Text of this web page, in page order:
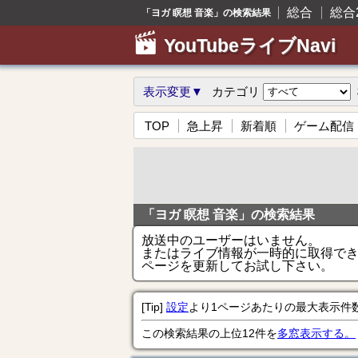
「ヨガ 瞑想 音楽」の検索結果 総合 総合
YouTubeライブNavi
表示変更▼ カテゴリ
TOP 急上昇 新着順 ゲーム配信
「ヨガ 瞑想 音楽」の検索結果
放送中のユーザーはいません。
またはライブ情報が一時的に取得で
ページを更新してお試し下さい。
[Tip] 設定より1ページあたりの最大表示件
この検索結果の上位12件を多窓表示する。